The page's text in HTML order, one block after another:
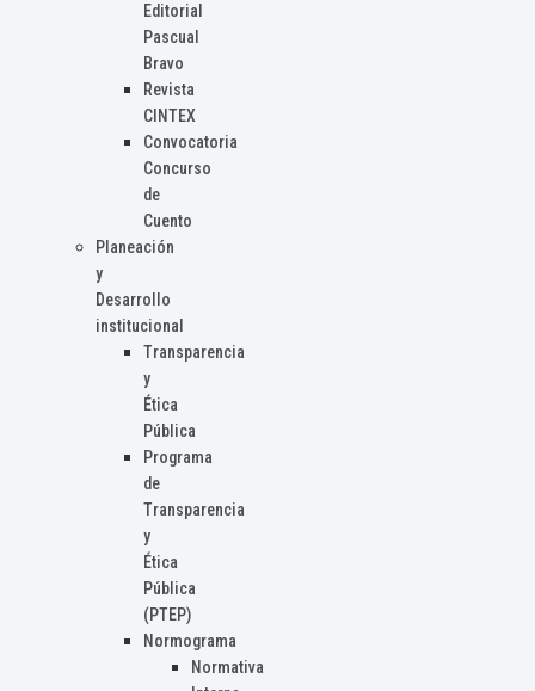
Editorial
Pascual
Bravo
Revista
CINTEX
Convocatoria
Concurso
de
Cuento
Planeación
y
Desarrollo
institucional
Transparencia
y
Ética
Pública
Programa
de
Transparencia
y
Ética
Pública
(PTEP)
Normograma
Normativa